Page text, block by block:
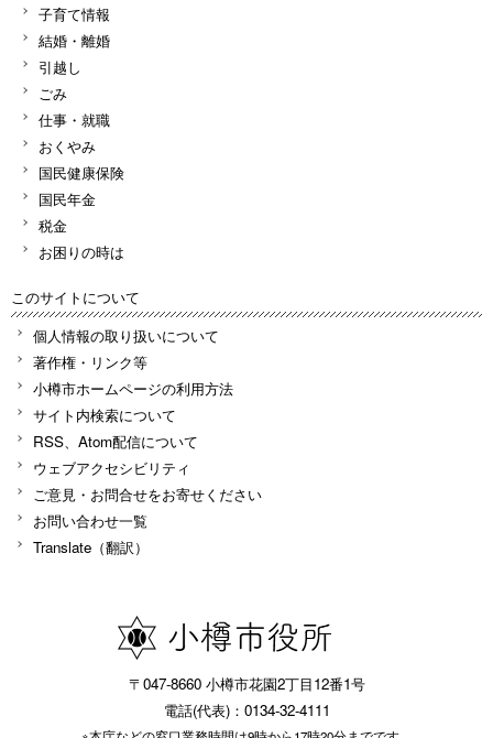
子育て情報
結婚・離婚
引越し
ごみ
仕事・就職
おくやみ
国民健康保険
国民年金
税金
お困りの時は
このサイトについて
個人情報の取り扱いについて
著作権・リンク等
小樽市ホームページの利用方法
サイト内検索について
RSS、Atom配信について
ウェブアクセシビリティ
ご意見・お問合せをお寄せください
お問い合わせ一覧
Translate（翻訳）
〒047-8660 小樽市花園2丁目12番1号
電話(代表)：0134-32-4111